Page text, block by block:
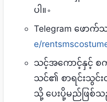
ပါ။。
Telegram ဖောက်
e/
သင့်အကောင့်နှင့် စက
သင်၏ စာရင်းသွင်း
သို့ ပေးပို့မည်ဖြစ်သ